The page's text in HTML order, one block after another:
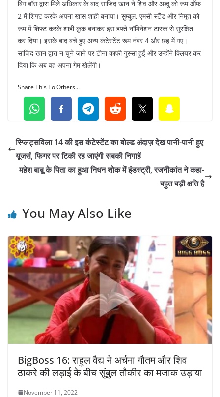
बिग बॉस द्वारा मिले अधिकार के बाद साजिद खान ने शिव और अब्दु को रूम ऑफ
2 में शिफ्ट करके अपना खास शाही बनाया। सुम्बुल, एमसी स्टैंड और निमृत को
रूम में शिफ्ट करके शाही कुक बनाकर इस हफ्ते नॉमिनेशन टास्क से सुरक्षित
कर दिया। इसके बाद बचे हुए अन्य कंटेस्टेंट रूम नंबर 4 और छह में गए।
साजिद खान द्वारा न चुने जाने पर टीना काफी गुस्सा हुईं और उन्होंने क्लियर कर
दिया कि अब वह अपना गेम खेलेंगी।
Share This To Others...
स्प्लिट्सविला 14 की इस कंटेस्टेंट का बोल्ड अंदाज़ देख पानी-पानी हुए
यूजर्स, फिगर पर टिकी रह जाएंगी सबकी निगाहें
महेश बाबू के पिता का हुआ निधन शोक में इंडस्ट्री, रजनीकांत ने कहा-
बहुत बड़ी क्षति है
You May Also Like
BigBoss 16: राहुल वैद्य ने अर्चना गौतम और शिव
ठाकरे की लड़ाई के बीच सुंबुल तौकीर का मजाक उड़ाया
November 11, 2022